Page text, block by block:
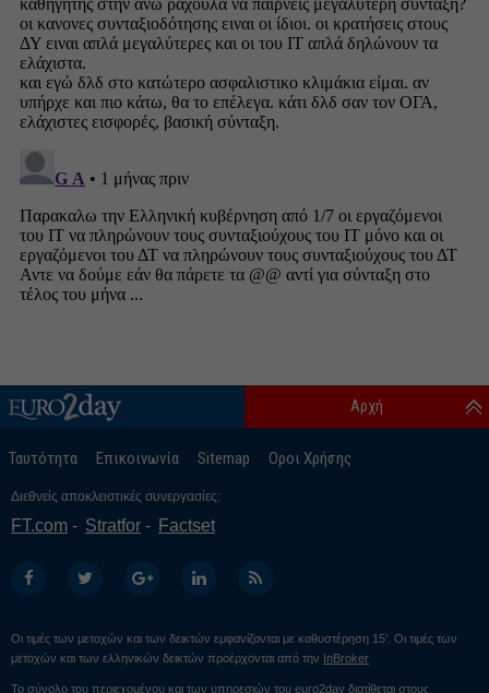
Ταυτότητα Επικοινωνία Sitemap Οροι Χρήσης
Αρχή
Διεθνείς αποκλειστικές συνεργασίες:
FT.com Stratfor Factset
Οι τιμές των μετοχών και των δεικτών εμφανίζονται με καθυστέρηση 15’. Οι τιμές των
μετοχών και των ελληνικών δεικτών προέρχονται από την InBroker
Το σύνολο του περιεχομένου και των υπηρεσιών του euro2day διατίθεται στους